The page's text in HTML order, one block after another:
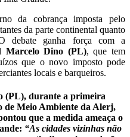
da cobrança imposta pelo
da parte continental quanto
debate ganha força com a
Marcelo Dino (PL), que tem
que o novo imposto pode
locais e barqueiros.
(PL), durante a primeira
de Meio Ambiente da Alerj,
que a medida ameaça o
“As cidades vizinhas não